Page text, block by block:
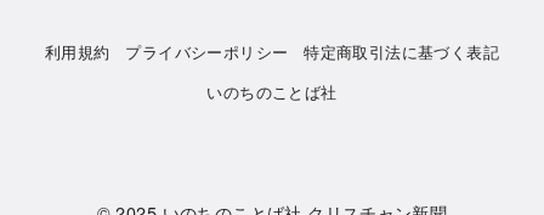
利用規約 プライバシーポリシー
特定商取引法に基づく表記
いのちのことば社